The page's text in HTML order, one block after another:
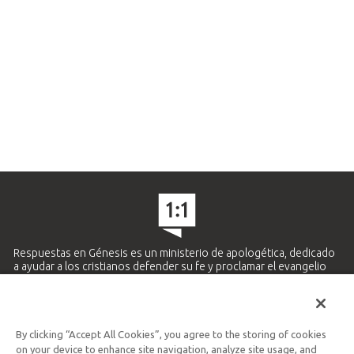
Respuestas en Génesis es un ministerio de apologética, dedicado
a ayudar a los cristianos defender su fe y proclamar el evangelio
Ministerio Hispano y Latinoamericano
By clicking “Accept All Cookies”, you agree to the storing of cookies
on your device to enhance site navigation, analyze site usage, and